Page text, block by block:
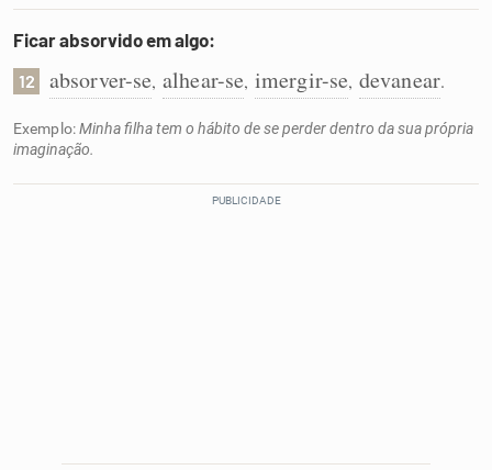
Ficar absorvido em algo:
12 absorver-se, alhear-se, imergir-se, devanear.
Exemplo:Minha filha tem o hábito de se perder dentro da sua própria
imaginação.